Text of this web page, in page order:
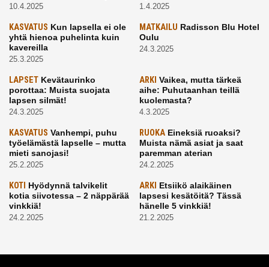
10.4.2025 1.4.2025
KASVATUS Kun lapsella ei ole
yhtä hienoa puhelinta kuin
kavereilla
25.3.2025
MATKAILU Radisson Blu Hotel
Oulu
24.3.2025
LAPSET Kevätaurinko
porottaa: Muista suojata
lapsen silmät!
24.3.2025
ARKI Vaikea, mutta tärkeä
aihe: Puhutaanhan teillä
kuolemasta?
4.3.2025
KASVATUS Vanhempi, puhu
työelämästä lapselle – mutta
mieti sanojasi!
25.2.2025
RUOKAEineksiä ruoaksi?
Muista nämä asiat ja saat
paremman aterian
24.2.2025
KOTI Hyödynnä talvikelit
kotia siivotessa – 2 näppärää
vinkkiä!
24.2.2025
ARKI Etsiikö alaikäinen
lapsesi kesätöitä? Tässä
hänelle 5 vinkkiä!
21.2.2025